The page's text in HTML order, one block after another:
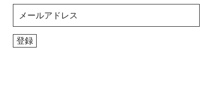
ル
ア
登録